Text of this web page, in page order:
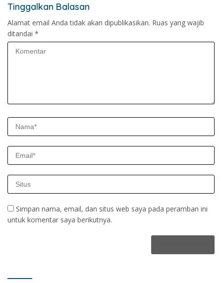
Tinggalkan Balasan
Alamat email Anda tidak akan dipublikasikan. Ruas yang wajib
ditandai *
Simpan nama, email, dan situs web saya pada peramban ini
untuk komentar saya berikutnya.